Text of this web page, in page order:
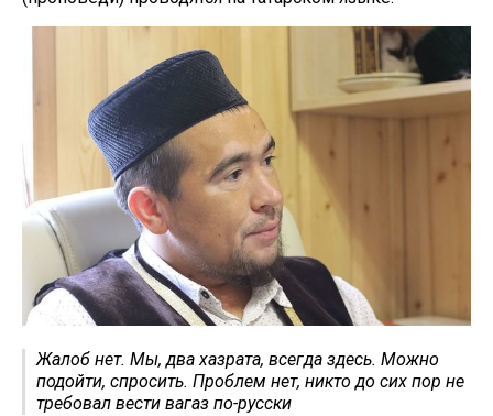
Жалоб нет. Мы, два хазрата, всегда здесь. Можно
подойти, спросить. Проблем нет, никто до сих пор не
требовал вести вагаз по-русски